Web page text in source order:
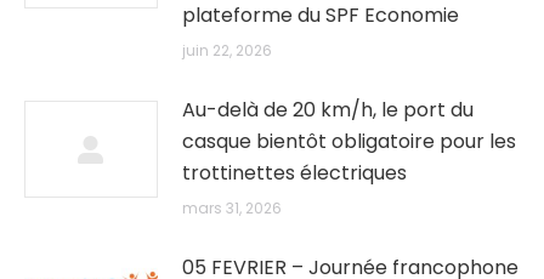
plateforme du SPF Economie
juin 22, 2026
Au-delà de 20 km/h, le port du
casque bientôt obligatoire pour les
trottinettes électriques
mars 31, 2026
05 FEVRIER – Journée francophone